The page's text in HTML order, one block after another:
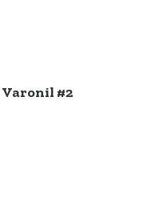
Varonil #2